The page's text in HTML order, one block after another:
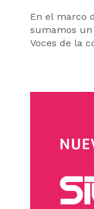
En el marco
sumamos
Voces de la